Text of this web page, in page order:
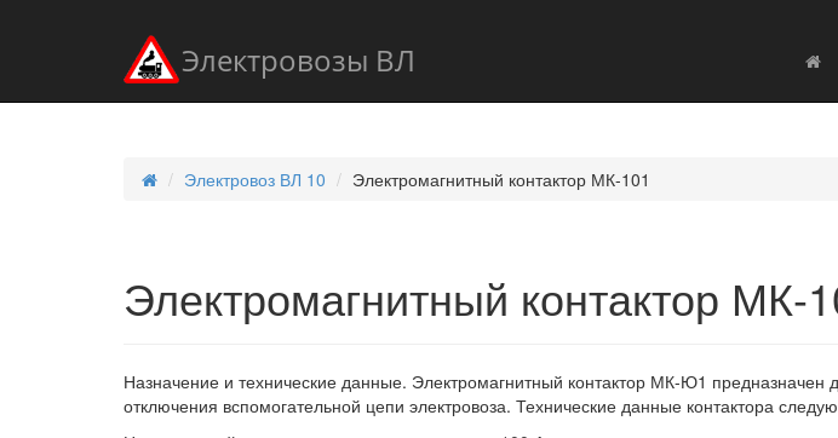
Электровозы ВЛ
Электровоз ВЛ 10 Электромагнитный контактор МК-101
Электромагнитный контактор МК-
Назначение и технические данные. Электромагнитный контактор МК-Ю1 предназначен
отключения вспомогательной цепи электровоза. Технические данные контактора